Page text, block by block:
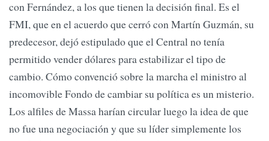
con Fernández, a los que tienen la decisión final. Es el
FMI, que en el acuerdo que cerró con Martín Guzmán, su
predecesor, dejó estipulado que el Central no tenía
permitido vender dólares para estabilizar el tipo de
cambio. Cómo convenció sobre la marcha el ministro al
incomovible Fondo de cambiar su política es un misterio.
Los alfiles de Massa harían circular luego la idea de que
no fue una negociación y que su líder simplemente los